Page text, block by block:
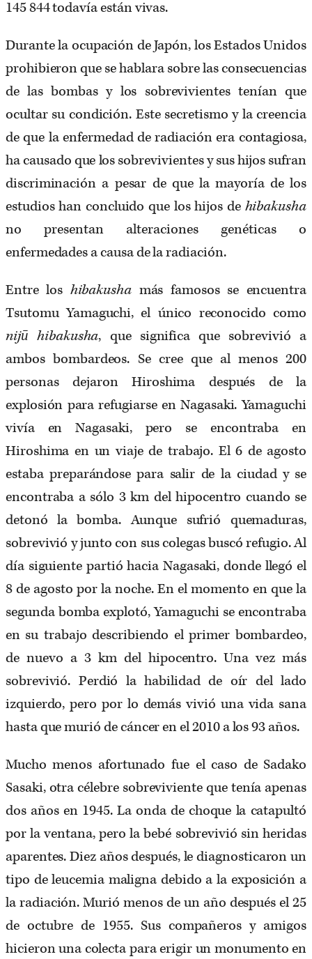
145 844 todavía están vivas.
Durante la ocupación de Japón, los Estados Unidos
prohibieron que se hablara sobre las consecuencias
de las bombas y los sobrevivientes tenían que
ocultar su condición. Este secretismo y la creencia
de que la enfermedad de radiación era contagiosa,
ha causado que los sobrevivientes y sus hijos sufran
discriminación a pesar de que la mayoría de los
estudios han concluido que los hijos de hibakusha
no presentan alteraciones genéticas o
enfermedades a causa de la radiación.
Entre los hibakusha más famosos se encuentra
Tsutomu Yamaguchi, el único reconocido como
nijū hibakusha, que significa que sobrevivió a
ambos bombardeos. Se cree que al menos 200
personas dejaron Hiroshima después de la
explosión para refugiarse en Nagasaki. Yamaguchi
vivía en Nagasaki, pero se encontraba en
Hiroshima en un viaje de trabajo. El 6 de agosto
estaba preparándose para salir de la ciudad y se
encontraba a sólo 3 km del hipocentro cuando se
detonó la bomba. Aunque sufrió quemaduras,
sobrevivió y junto con sus colegas buscó refugio. Al
día siguiente partió hacia Nagasaki, donde llegó el
8 de agosto por la noche. En el momento en que la
segunda bomba explotó, Yamaguchi se encontraba
en su trabajo describiendo el primer bombardeo,
de nuevo a 3 km del hipocentro. Una vez más
sobrevivió. Perdió la habilidad de oír del lado
izquierdo, pero por lo demás vivió una vida sana
hasta que murió de cáncer en el 2010 a los 93 años.
Mucho menos afortunado fue el caso de Sadako
Sasaki, otra célebre sobreviviente que tenía apenas
dos años en 1945. La onda de choque la catapultó
por la ventana, pero la bebé sobrevivió sin heridas
aparentes. Diez años después, le diagnosticaron un
tipo de leucemia maligna debido a la exposición a
la radiación. Murió menos de un año después el 25
de octubre de 1955. Sus compañeros y amigos
hicieron una colecta para erigir un monumento en